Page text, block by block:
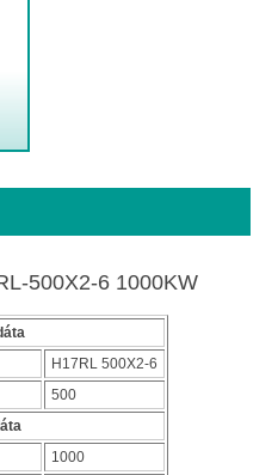
500X2-6 1000KW
H17RL 500X2-6
500
1000